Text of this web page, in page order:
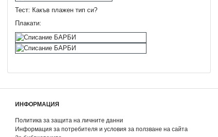
Тест: Какъв плажен тип си?
Плакати:
ИНФОРМАЦИЯ
Политика за защита на личните данни
Информация за потребителя и условия за ползване на сайта